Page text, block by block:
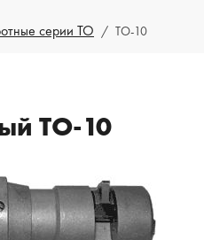
серии ТО
ТО-10
ТО-10